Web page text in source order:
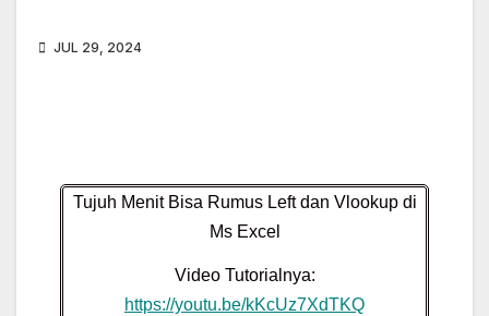
JUL 29, 2024
Tujuh Menit Bisa Rumus Left dan Vlookup di
Ms Excel
Video Tutorialnya:
https://youtu.be/kKcUz7XdTKQ